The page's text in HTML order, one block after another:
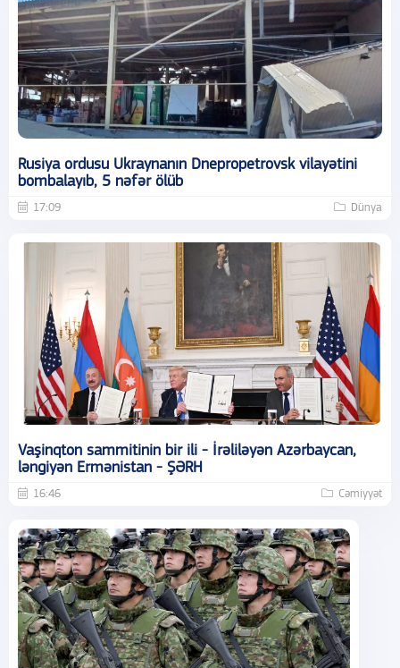
Rusiya ordusu Ukraynanın Dnepropetrovsk vilayətini
bombalayıb, 5 nəfər ölüb
17:09 Dünya
Vaşinqton sammitinin bir ili - İrəliləyən Azərbaycan,
ləngiyən Ermənistan - ŞƏRH
16:46 Cəmiyyət